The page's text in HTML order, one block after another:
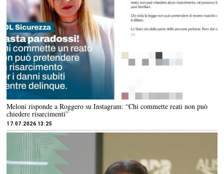
Meloni risponde a Roggero su Instagram: “Chi commette reati non può
chiedere risarcimenti”
17.07.2026 13:25